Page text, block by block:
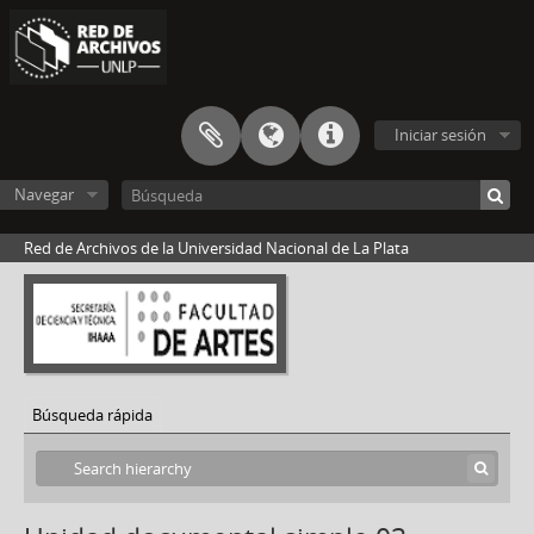
Iniciar sesión
Navegar
Red de Archivos de la Universidad Nacional de La Plata
Búsqueda rápida
[Unidad documental simple] 171 - Resumen de Ernesto Winitzky a Ángel Osvaldo Nessi
[Unidad documental simple] 172 - Carta del Presidente de Asociación Amigos del Museo Municipal de Bellas Artes a Ángel Osvaldo Nessi
[Unidad documental compuesta] 170 - Cartas de Feria ARCO a Ángel Osvaldo Nessi
[Unidad documental simple] 173 - Fotografía enviada por Ernesto Winitzky. a Ángel Osvaldo Nessi
[Unidad documental simple] 175 - Carta de Ángel Osvaldo Nessi a Sr. David Pascoe
[Unidad documental simple] 176 - Carta de David Pascoe a Ángel Osvaldo Nessi
[Unidad documental simple] 177 - Carta de Movimiento Grupo Sí La Plata en el Arte a Sr. Dr. del diario El Día de La Plata Don Raúl Klayselburg
[Unidad documental simple] 178 - Carta de Asociación Internacional de Críticos de Artes (AICA) a Ángel Osvaldo Nessi
[Unidad documental compuesta] 178 - Carta de Lic. Magdalena del C. Puchulu a Ángel Osvaldo Nessi
[Unidad documental simple] 182 - Carta de Néstor Rodolfo Candi a Ángel Osvaldo Nessi
[Unidad documental simple] 183 - Carta de Dr. Rodolfo Cosentino a Ángel Osvaldo Nessi